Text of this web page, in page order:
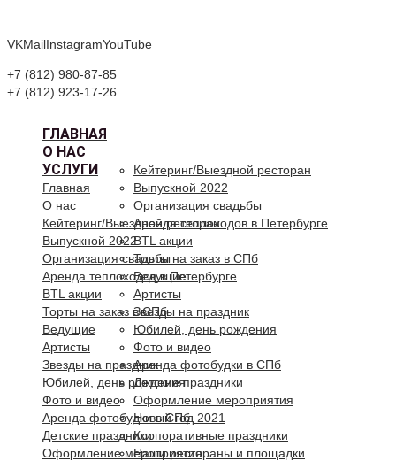
VKMailInstagramYouTube
+7 (812) 980-87-85
+7 (812) 923-17-26
ГЛАВНАЯ
О НАС
УСЛУГИ
Кейтеринг/Выездной ресторан
Выпускной 2022
Организация свадьбы
Аренда теплоходов в Петербурге
BTL акции
Торты на заказ в СПб
Ведущие
Артисты
Звезды на праздник
Юбилей, день рождения
Фото и видео
Аренда фотобудки в СПб
Детские праздники
Оформление мероприятия
Новый год 2021
Корпоративные праздники
Наши рестораны и площадки
Главная
О нас
Кейтеринг/Выездной ресторан
Выпускной 2022
Организация свадьбы
Аренда теплоходов в Петербурге
BTL акции
Торты на заказ в СПб
Ведущие
Артисты
Звезды на праздник
Юбилей, день рождения
Фото и видео
Аренда фотобудки в СПб
Детские праздники
Оформление мероприятия